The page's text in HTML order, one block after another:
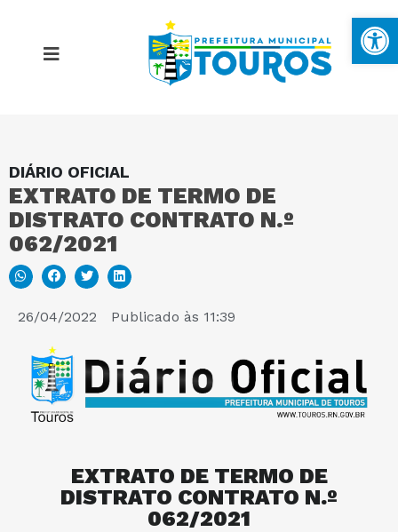
DIÁRIO OFICIAL
EXTRATO DE TERMO DE
DISTRATO CONTRATO N.º
062/2021
26/04/2022 Publicado às 11:39
EXTRATO DE TERMO DE
DISTRATO CONTRATO N.º
062/2021
MAPA DO SITE
PORTAL DA TRANSPARÊNCIA
E-SIC
PERGUNTAS FREQUENTES